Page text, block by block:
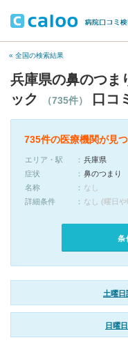
« 全国の検索結果
兵庫県の鼻のつま
ック
（735件） 口コ
735件の医療機関が見
エリア・駅
兵庫県
症状
鼻のつまり
名称
なし
詳細条件
なし (曜日
条
土曜日
日曜